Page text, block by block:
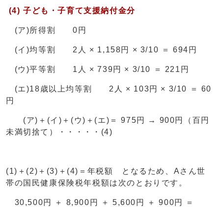
(4) 子ども・子育て支援納付金分
(ア)所得割 0円
(イ)均等割 2人 × 1,158円 × 3/10 ＝ 694円
(ウ)平等割 1人 × 739円 × 3/10 ＝ 221円
(エ)18歳以上均等割 2人 × 103円 × 3/10 ＝ 60
円
(ア)＋(イ)＋(ウ)＋(エ)＝ 975円 → 900円（百円
未満切捨て）・・・・・(4)
(1)＋(2)＋(3)＋(4)＝年税額 となるため、Aさん世
帯の国民健康保険税年税額は次のとおりです。
30,500円 ＋ 8,900円 ＋ 5,600円 ＋ 900円 ＝